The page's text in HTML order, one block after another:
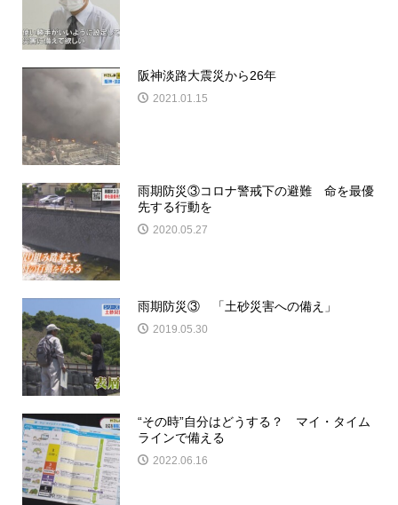
阪神淡路大震災から26年
2021.01.15
雨期防災③コロナ警戒下の避難 命を最優
先する行動を
2020.05.27
雨期防災③ 「土砂災害への備え」
2019.05.30
“その時”自分はどうする？ マイ・タイム
ラインで備える
2022.06.16